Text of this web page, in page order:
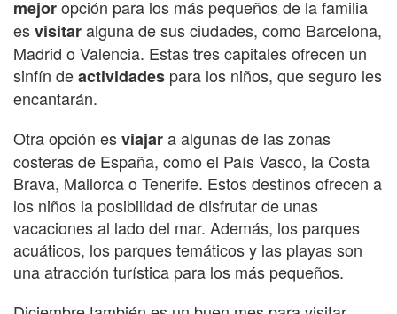
mejoropción para los más pequeños de la familia
esvisitaralguna de sus ciudades, como Barcelona,
Madrid o Valencia. Estas tres capitales ofrecen un
sinfín deactividades para los niños, que seguro les
encantarán.
Otra opción esviajara algunas de las zonas
costeras de España, como el País Vasco, la Costa
Brava, Mallorca o Tenerife. Estos destinos ofrecen a
los niños la posibilidad de disfrutar de unas
vacaciones al lado del mar. Además, los parques
acuáticos, los parques temáticos y las playas son
una atracción turística para los más pequeños.